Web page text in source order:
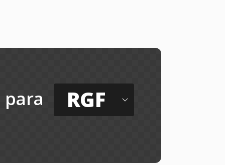
para RGF